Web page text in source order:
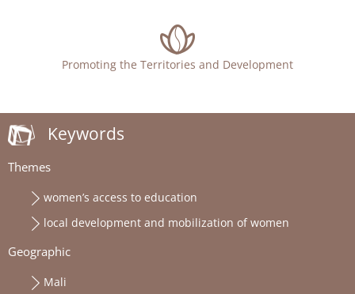
Promoting the Territories and Development
Keywords
Themes
women’s access to education
local development and mobilization of women
Geographic
Mali